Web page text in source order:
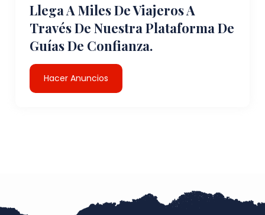
Llega A Miles De Viajeros A
Través De Nuestra Plataforma De
Guías De Confianza.
Hacer Anuncios